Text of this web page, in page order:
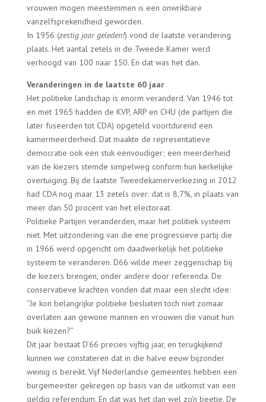
vrouwen mogen meestemmen is een onwrikbare
vanzelfsprekendheid geworden.
In 1956 (zestig jaar geleden!) vond de laatste verandering
plaats. Het aantal zetels in de Tweede Kamer werd
verhoogd van 100 naar 150. En dat was het dan.
Veranderingen in de laatste 60 jaar
Het politieke landschap is enorm veranderd. Van 1946 tot
en met 1965 hadden de KVP, ARP en CHU (de partijen die
later fuseerden tot CDA) opgeteld voortdurend een
kamermeerderheid. Dat maakte de representatieve
democratie ook een stuk eenvoudiger; een meerderheid
van de kiezers stemde simpelweg conform hun kerkelijke
overtuiging. Bij de laatste Tweedekamerverkiezing in 2012
had CDA nog maar 13 zetels over: dat is 8,7%, in plaats van
meer dan 50 procent van het electoraat.
Politieke Partijen veranderden, maar het politiek systeem
niet. Met uitzondering van die ene progressieve partij die
in 1966 werd opgericht om daadwerkelijk het politieke
systeem te veranderen. D66 wilde meer zeggenschap bij
de kiezers brengen, onder andere door referenda. De
conservatieve krachten vonden dat maar een slecht idee:
“Je kon belangrijke politieke besluiten toch niet zomaar
overlaten aan gewone mannen en vrouwen die vanuit hun
buik kiezen?”
Dit jaar bestaat D’66 precies vijftig jaar, en terugkijkend
kunnen we constateren dat in die halve eeuw bijzonder
weinig is bereikt. Vijf Nederlandse gemeentes hebben een
burgemeester gekregen op basis van de uitkomst van een
geldig referendum. En dat was het dan wel zo’n beetje. De